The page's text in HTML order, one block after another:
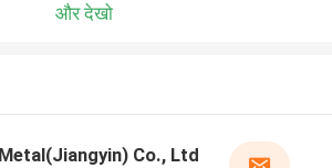
और देखो
Co., Ltd